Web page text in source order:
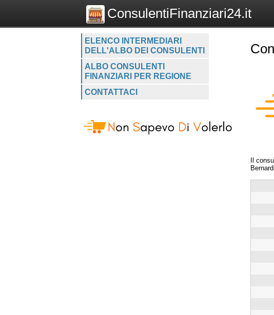
ConsulentiFinanziari24.it
ELENCO INTERMEDIARI
DELL'ALBO DEI CONSULENTI
ALBO CONSULENTI
FINANZIARI PER REGIONE
CONTATTACI
Il